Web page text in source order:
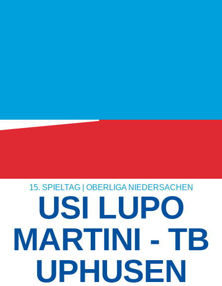
15. SPIELTAG | OBERLIGA NIEDERSACHEN
USI LUPO
MARTINI - TB
UPHUSEN